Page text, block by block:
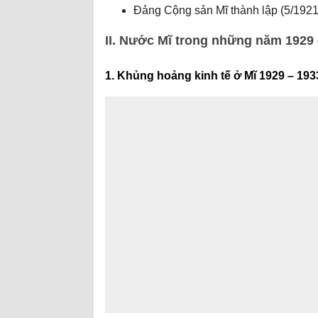
Đảng Cộng sản Mĩ thành lập (5/
II. Nước Mĩ trong những năm 1929
1. Khủng hoảng kinh tế ở Mĩ 1929 –